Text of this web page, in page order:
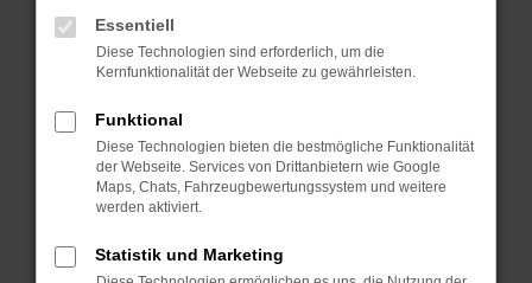
Prüfe deine Browsererweiterungen.
Manche Erweiterungen, wie Werbeblocker,
können das Laden bestimmter Seiten
anderen Browser oder in einem privaten
Fenster?
Starte dein Gerät neu.
vorübergehende Probleme zu beheben.
Essentiell
Diese Technologien sind erforderlich, um die
Kernfunktionalität der Webseite zu gewährleisten.
Funktional
Diese Technologien bieten die bestmögliche Funktionalität
der Webseite. Services von Drittanbietern wie Google
Maps, Chats, Fahrzeugbewertungssystem und weitere
werden aktiviert.
Statistik und Marketing